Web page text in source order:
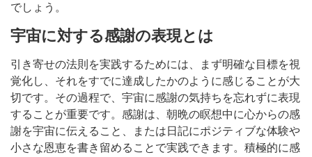
でしょう。
宇宙に対する感謝の表現とは
引き寄せの法則を実践するためには、まず明確な目標を視
覚化し、それをすでに達成したかのように感じることが大
切です。その過程で、宇宙に感謝の気持ちを忘れずに表現
することが重要です。感謝は、朝晩の瞑想中に心からの感
謝を宇宙に伝えること、または日記にポジティブな体験や
小さな恩恵を書き留めることで実践できます。積極的に感